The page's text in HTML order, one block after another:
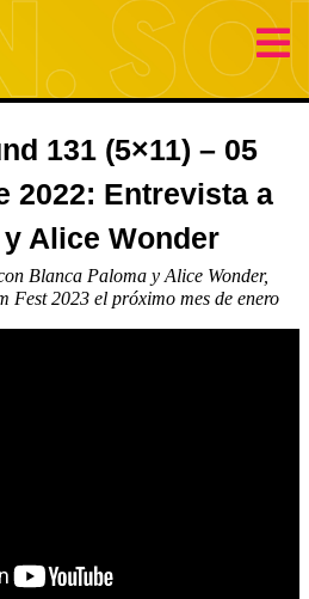
131 (5×11) – 05
2022: Entrevista a
Alice Wonder
Blanca Paloma y Alice Wonder,
Fest 2023 el próximo mes de enero